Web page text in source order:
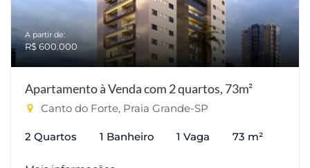
A partir de:
R$ 600.000
Apartamento à Venda com 2 quartos, 73m²
Canto do Forte, Praia Grande-SP
2 Quartos 1 Banheiro 1 Vaga 73 m²